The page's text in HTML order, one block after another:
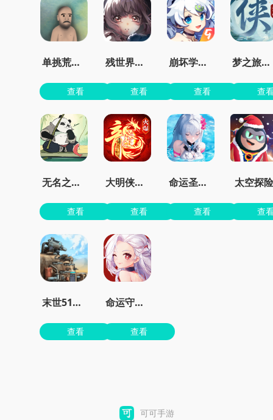
单挑荒野中文版
查看
残世界的鸢尾花
查看
崩坏学园2官服
查看
梦之旅人官方正版
查
无名之辈手游官方版
查看
大明侠客令最新安卓版
查看
命运圣契0.1折
查看
太空探险
查
末世51号地堡
查看
命运守护战歌手游
查看
可可手游